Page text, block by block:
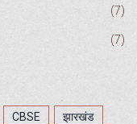
(7)
(7)
CBSE झारखंड